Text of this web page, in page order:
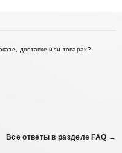
доставке или товарах?
Все ответы в разделе FAQ →